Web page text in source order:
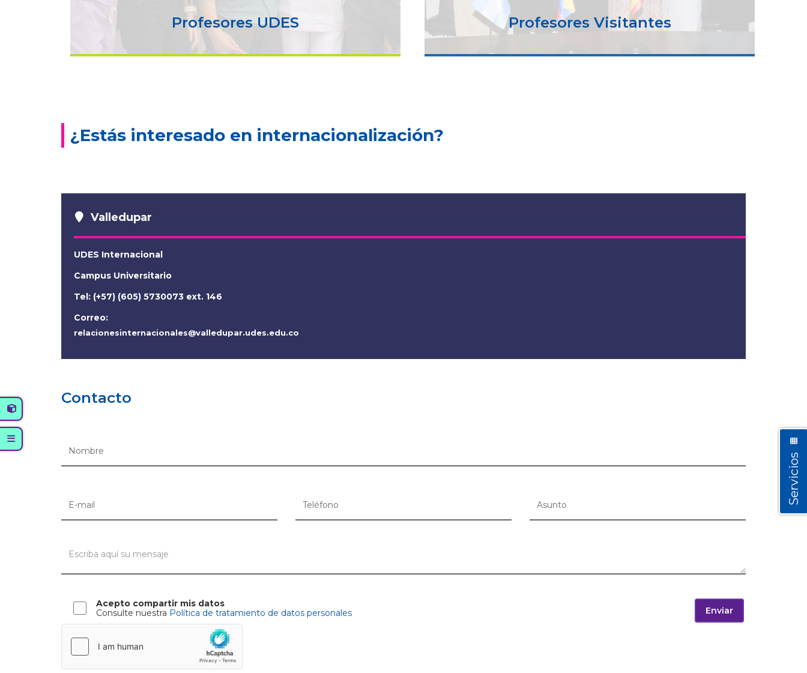
Profesores UDES Profesores Visitantes
¿Estás interesado en internacionalización?
Valledupar
UDES Internacional
Campus Universitario
Tel: (+57) (605) 5730073 ext. 146
Correo:
relacionesinternacionales@valledupar.udes.edu.co
Contacto
Acepto compartir mis datos
Consulte nuestra Política de tratamiento de datos personales Enviar
Servicios